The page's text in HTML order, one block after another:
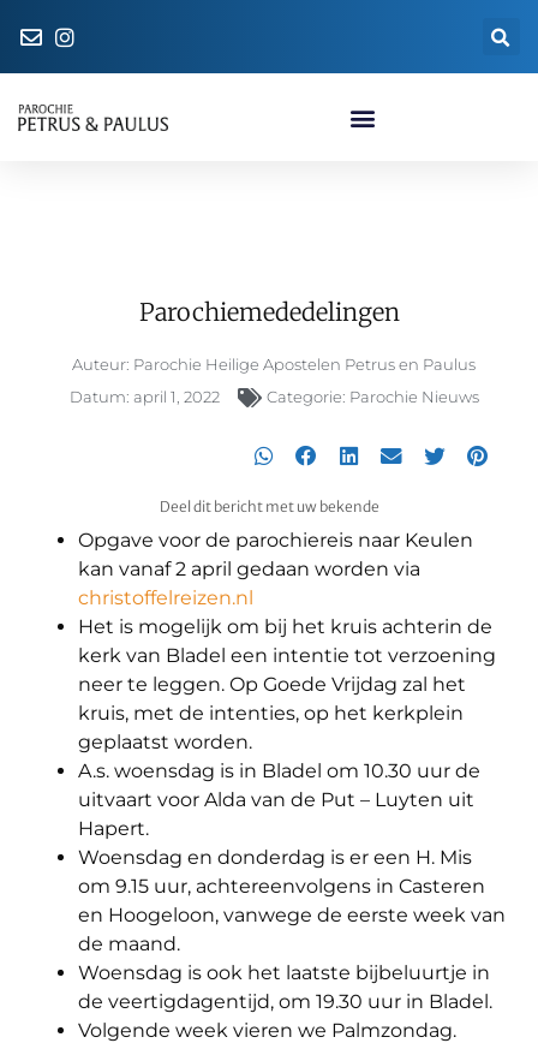
Parochiemededelingen
Auteur: Parochie Heilige Apostelen Petrus en Paulus
Datum: april 1, 2022 Categorie: Parochie Nieuws
Deel dit bericht met uw bekende
Opgave voor de parochiereis naar Keulen
kan vanaf 2 april gedaan worden via
christoffelreizen.nl
Het is mogelijk om bij het kruis achterin de
kerk van Bladel een intentie tot verzoening
neer te leggen. Op Goede Vrijdag zal het
kruis, met de intenties, op het kerkplein
geplaatst worden.
A.s. woensdag is in Bladel om 10.30 uur de
uitvaart voor Alda van de Put – Luyten uit
Hapert.
Woensdag en donderdag is er een H. Mis
om 9.15 uur, achtereenvolgens in Casteren
en Hoogeloon, vanwege de eerste week van
de maand.
Woensdag is ook het laatste bijbeluurtje in
de veertigdagentijd, om 19.30 uur in Bladel.
Volgende week vieren we Palmzondag.